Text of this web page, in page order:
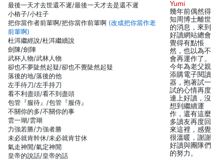
最後一天才去世還不遲/最後一天才去是還不遲
小樁子/小柱子
把你當作者前輩啊/把你當作前輩啊 (改成把你當作老
前輩啊)
杜洱繼經說/杜洱繼續說
劍陳/劍陣
武杯人物/武林人物
卻也不夢陡然起疑/卻也不覺陡然起疑
落後的地/落後的他
左手待刀/左手持刀
看不利盡頭/看不到盡頭
包管『服待』/包管『服侍』
不關你的多/不關你的事
雲一瑚/雲瑚
力強若勝/力強者勝
未必就肯幹休/未必就肯甘休
氣走神閒/氣定神閒
皇帝的說話/皇帝的話
Yumi
幾年前偶然得
知周博士離世
的消息，來到
好讀網站總會
覺得有點悵
然，也以為不
會再運作了。
今年為老父親
添購電子閱讀
器，抱著試一
試的心情再度
連上好讀，沒
想到繼續運
作，還有這麼
多讀友再度回
來這裡，感覺
很溫暖，謝謝
好讀與團隊們
的努力。